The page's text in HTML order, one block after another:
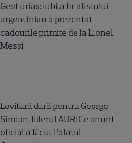
Gest uriaș: iubita finalistului
argentinian a prezentat
cadourile primite de la Lionel
Messi
Lovitură dură pentru George
Simion, liderul AUR! Ce anunț
oficial a făcut Palatul